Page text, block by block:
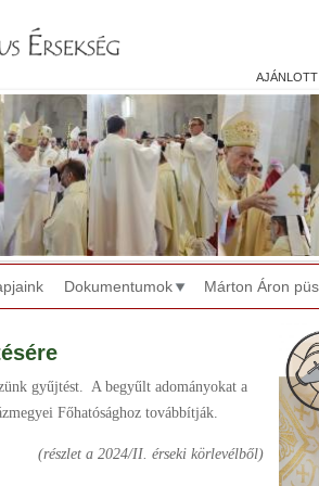
ajánlott
Dokumentumok Márton Áron
gyűjtést. A begyűlt adományokat a
Főhatósághoz továbbítják.
(részlet a 2024/II. érseki körlevélből)